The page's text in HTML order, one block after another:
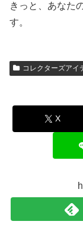
きっと、あなた
す。
コレクターズアイ
X